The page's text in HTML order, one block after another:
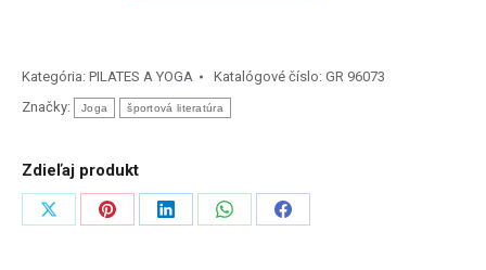
základech
Kategória: PILATES A YOGA Katalógové číslo: GR 96073
Značky:
Joga športová literatúra
Zdieľaj produkt
ZdieľaťZdieľaťZdieľaťZdieľaťZdieľať